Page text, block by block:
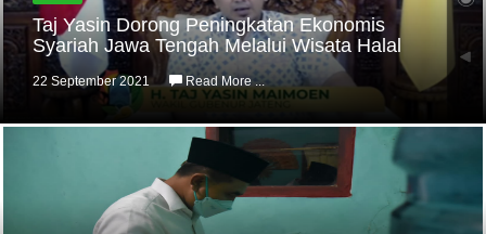
Taj Yasin Dorong Peningkatan Ekonomis
Syariah Jawa Tengah Melalui Wisata Halal
22 September 2021 Read More ...